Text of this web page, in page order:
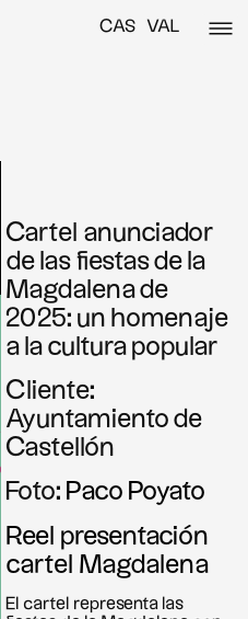
CAS VAL
Cartel anunciador
de las fiestas de la
Magdalena de
2025: un homenaje
a la cultura popular
Cliente:
Ayuntamiento de
Castellón
Foto: Paco Poyato
Reel presentación
cartel Magdalena
El cartel representa las